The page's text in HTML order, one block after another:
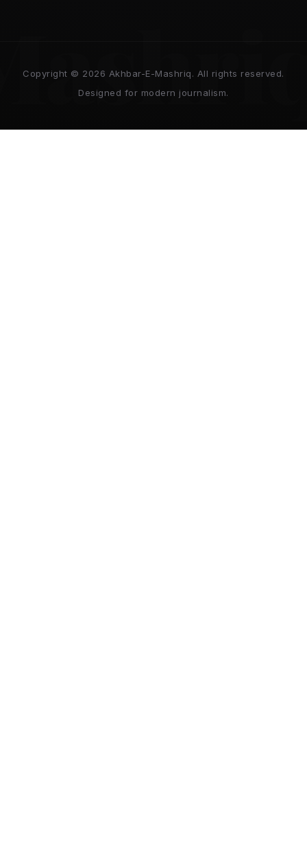
Copyright © 2026 Akhbar-E-Mashriq. All rights reserved.
Designed for modern journalism.